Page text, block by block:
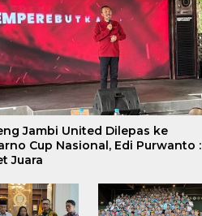
Jambi United Dilepas ke
Cup Nasional, Edi Purwanto :
Juara